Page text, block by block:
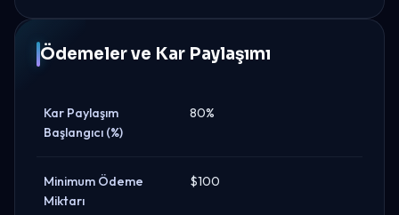
Ödemeler ve Kar Paylaşımı
Kar Paylaşım
Başlangıcı (%)
80%
Minimum Ödeme
Miktarı
$100